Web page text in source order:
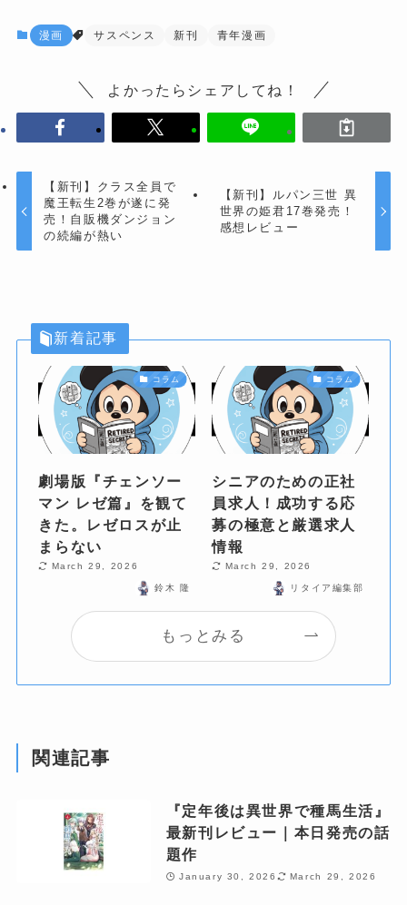
漫画 サスペンス 新刊 青年漫画
よかったらシェアしてね！
【新刊】クラス全員で
魔王転生2巻が遂に発
売！自販機ダンジョン
の続編が熱い
【新刊】ルパン三世 異
世界の姫君17巻発売！
感想レビュー
新着記事
コラム
劇場版『チェンソー
マン レゼ篇』を観て
きた。レゼロスが止
まらない
March 29, 2026
鈴木 隆
コラム
シニアのための正社
員求人！成功する応
募の極意と厳選求人
情報
March 29, 2026
リタイア編集部
もっとみる
関連記事
『定年後は異世界で種馬生活』
最新刊レビュー｜本日発売の話
題作
January 30, 2026 March 29, 2026